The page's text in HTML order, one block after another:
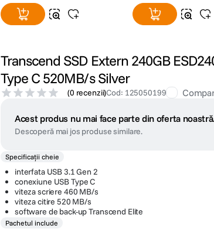
Transcend SSD Extern 240GB
Type C 520MB/s Silver
(0 recenzii)Cod: 125050199
Acest produs nu mai face parte din oferta noastră.
Descoperă mai jos produse similare.
Specificații cheie
interfata USB 3.1 Gen 2
conexiune USB Type C
viteza scriere 460 MB/s
viteza citire 520 MB/s
software de back-up Transcend Elite
Pachetul include